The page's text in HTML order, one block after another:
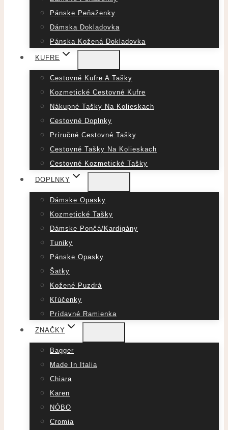
Pánske Peňaženky
Dámska Dokladovka
Pánska Kožená Dokladovka
KUFRE
Cestovné Kufre A Tašky
Kozmetické Cestovné Kufre
Nákupné Tašky Na Kolieskach
Cestovné Doplnky
Príručné Cestovné Tašky
Cestovné Tašky Na Kolieskach
Cestovné Kozmetické Tašky
DOPLNKY
Dámske Opasky
Kozmetické Tašky
Dámske Pončá/Kardigány
Tuniky
Pánske Opasky
Šatky
Kožené Puzdrá
Kľúčenky
Prídavné Ramienka
ZNAČKY
Bagger
Made In Italia
Chiara
Karen
NÓBO
Cromia